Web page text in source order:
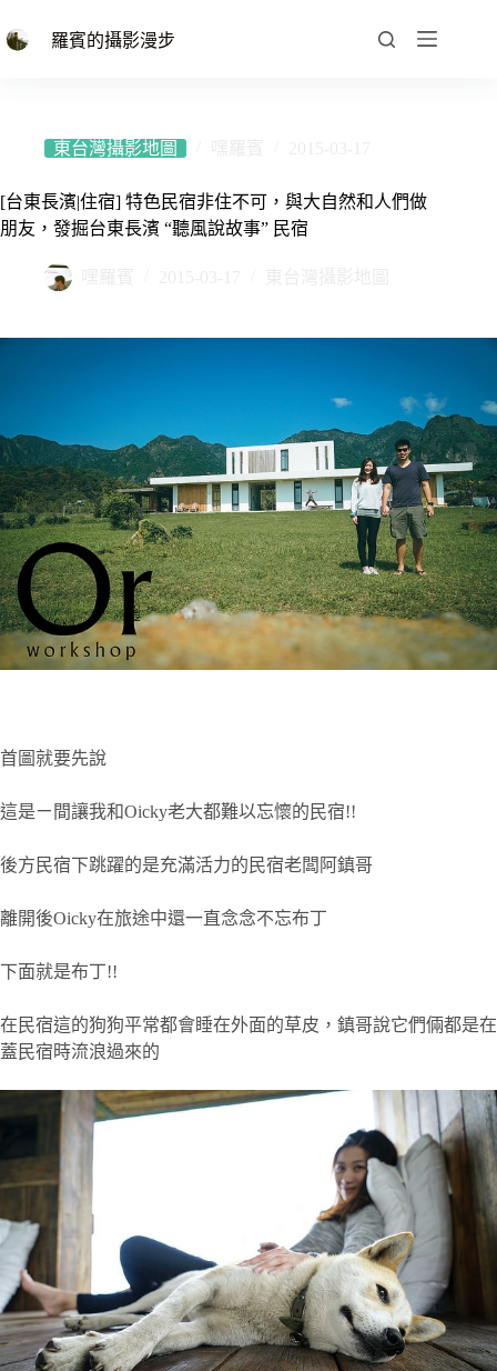
至
羅賓的攝影漫步
東台灣攝影地圖
[台東長濱|住宿] 特色民宿非住不可，與大自然和人們做
朋友，發掘台東長濱 “聽風說故事” 民宿
首圖就要先說
這是ㄧ間讓我和Oicky老大都難以忘懷的民宿!!
後方民宿下跳躍的是充滿活力的民宿老闆阿鎮哥
離開後Oicky在旅途中還一直念念不忘布丁
下面就是布丁!!
在民宿這的狗狗平常都會睡在外面的草皮，鎮哥說它們倆都是在
蓋民宿時流浪過來的